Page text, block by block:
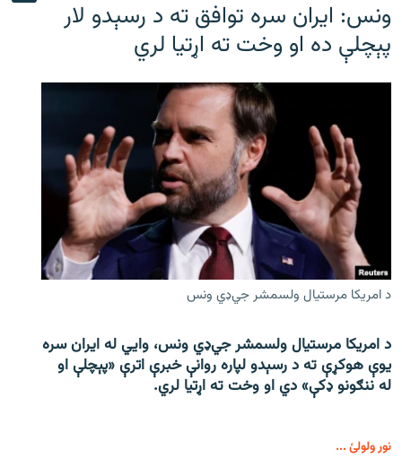
ونس: ایران سره توافق ته د رسېدو لار
پېچلې ده او وخت ته اړتیا لري
د امریکا مرستیال ولسمشر جي‌ډي ونس
د امریکا مرستیال ولسمشر جي‌ډي ونس، وايي له ایران سره
یوې هوکړې ته د رسېدو لپاره روانې خبرې اترې «پېچلې او
له ننګونو ډکې» دي او وخت ته اړتیا لري.
نور ولولئ ...